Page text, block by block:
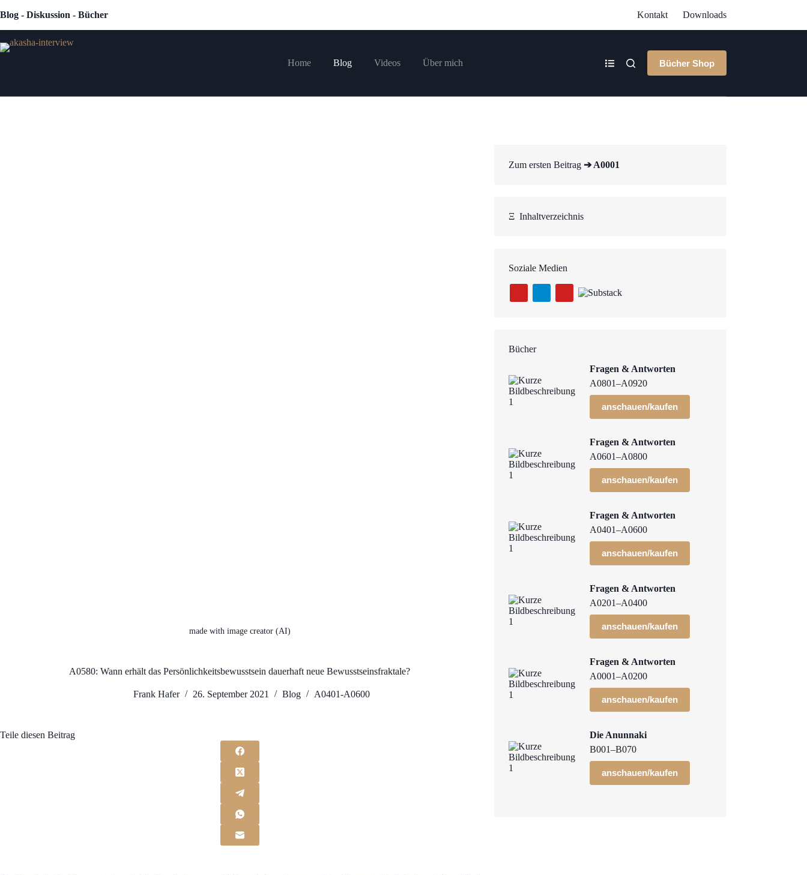
Inhalt
Blog - Diskussion - Bücher Kontakt Downloads
Home Blog Videos Über mich Bücher Shop
made with image creator (AI)
A0580: Wann erhält das Persönlichkeitsbewusstsein dauerhaft neue Bewusstseinsfraktale?
Frank Hafer 26. September 2021 Blog A0401-A0600
Teile diesen Beitrag
Zum ersten Beitrag ➔ A0001
ΞInhaltverzeichnis
Soziale Medien
Bücher
Fragen & Antworten
A0801–A0920
anschauen/kaufen
Fragen & Antworten
A0601–A0800
anschauen/kaufen
Fragen & Antworten
A0401–A0600
anschauen/kaufen
Fragen & Antworten
A0201–A0400
anschauen/kaufen
Fragen & Antworten
A0001–A0200
anschauen/kaufen
Die Anunnaki
B001–B070
anschauen/kaufen